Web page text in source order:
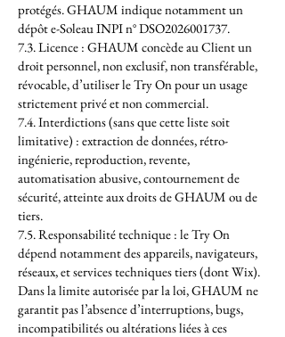
protégés. GHAUM indique notamment un
dépôt e-Soleau INPI n° DSO2026001737.
7.3. Licence : GHAUM concède au Client un
droit personnel, non exclusif, non transférable,
révocable, d’utiliser le Try On pour un usage
strictement privé et non commercial.
7.4. Interdictions (sans que cette liste soit
limitative) : extraction de données, rétro-
ingénierie, reproduction, revente,
automatisation abusive, contournement de
sécurité, atteinte aux droits de GHAUM ou de
tiers.
7.5. Responsabilité technique : le Try On
dépend notamment des appareils, navigateurs,
réseaux, et services techniques tiers (dont Wix).
Dans la limite autorisée par la loi, GHAUM ne
garantit pas l’absence d’interruptions, bugs,
incompatibilités ou altérations liées à ces